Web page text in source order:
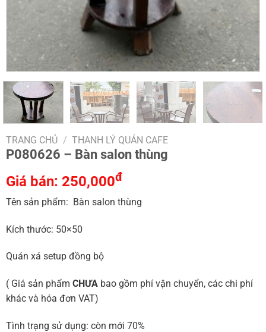
TRANG CHỦ / THANH LÝ QUÁN CAFE
P080626 – Bàn salon thùng
Giá bán: 250,000đ
Tên sản phẩm: Bàn salon thùng
Kích thước: 50×50
Quán xá setup đồng bộ
( Giá sản phẩm CHƯAbao gồm phí vận chuyển, các chi phí
khác và hóa đơn VAT)
Tình trạng sử dụng: còn mới 70%